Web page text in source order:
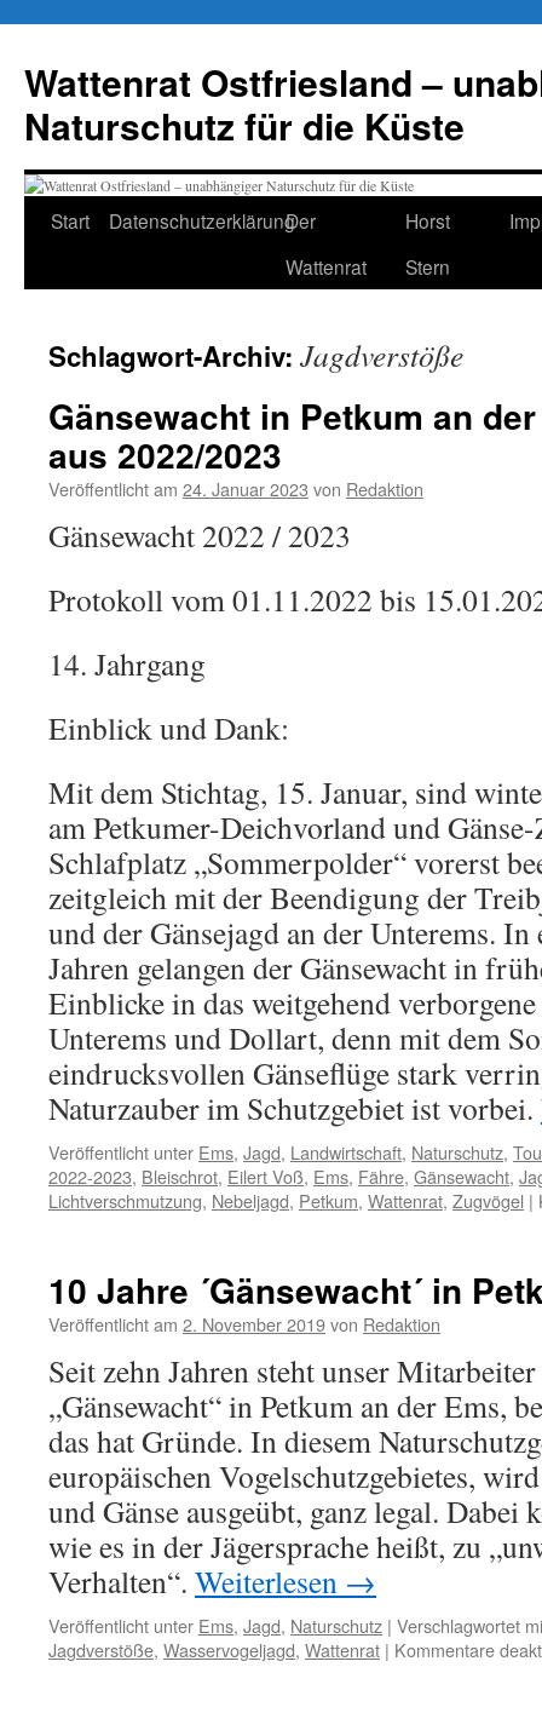
springen
Wattenrat Ostfriesland –
Naturschutz für die Küste
Start DatenschutzerklärungDer
Wattenrat
Horst
Stern
Schlagwort-Archiv: Jagdverstöße
Gänsewacht in Petkum an
aus 2022/2023
Veröffentlicht am 24. Januar 2023 von Redaktion
Gänsewacht 2022 / 2023
Protokoll vom 01.11.2022 bis
14. Jahrgang
Einblick und Dank:
Mit dem Stichtag, 15. Januar, sind
am Petkumer-Deichvorland und
Schlafplatz „Sommerpolder“ vorerst
zeitgleich mit der Beendigung der
und der Gänsejagd an der Unterems.
Jahren gelangen der Gänsewacht in
Einblicke in das weitgehend
Unterems und Dollart, denn mit dem
eindrucksvollen Gänseflüge stark
Naturzauber im Schutzgebiet ist vorbei.
Veröffentlicht unter Ems, Jagd, Landwirtschaft, Naturschutz,
2022-2023, Bleischrot, Eilert Voß, Ems, Fähre, Gänsewacht,
Lichtverschmutzung, Nebeljagd, Petkum, Wattenrat, Zugvögel |
10 Jahre ´Gänsewacht´ in
Veröffentlicht am 2. November 2019von Redaktion
Seit zehn Jahren steht unser
„Gänsewacht“ in Petkum an der Ems,
das hat Gründe. In diesem
europäischen Vogelschutzgebietes,
und Gänse ausgeübt, ganz legal. Dabei
wie es in der Jägersprache heißt, zu
Verhalten“. Weiterlesen →
Veröffentlicht unter Ems, Jagd, Naturschutz | Verschlagwortet
Jagdverstöße, Wasservogeljagd, Wattenrat | Kommentare